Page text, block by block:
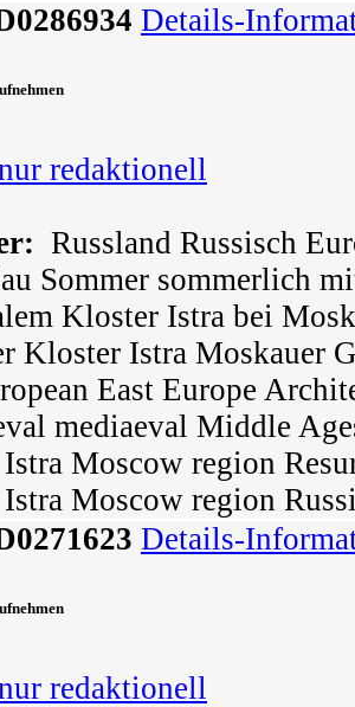
Details-
redaktionell
Russland Russisch
Sommer sommerlich
Kloster Istra bei
Kloster Istra Moskauer
East Europe
mediaeval Middle
Moscow region
Moscow region
Details-
redaktionell